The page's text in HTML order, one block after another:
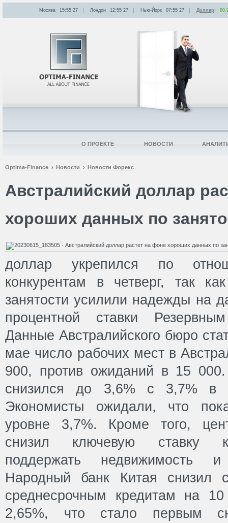
Optima-Finance Новости Новости Форекс
Австралийский доллар
хороших данных по
доллар укрепился по
конкурентам в четверг, так
занятости усилили надежды на
процентной ставки
Данные Австралийского бюро
мае число рабочих мест в
900, против ожиданий в 15 000.
снизился до 3,6% с 3,7% в
Экономисты ожидали, что
уровне 3,7%. Кроме того,
снизил ключевую ставку
поддержать недвижимость
Народный банк Китая снизил
среднесрочным кредитам на
2,65%, что стало первым
Москва 15:55 27 Лондон 12:55 27 Нью-Йорк 07:55 27 Доллар:
О ПРОЕКТЕ НОВОСТИ